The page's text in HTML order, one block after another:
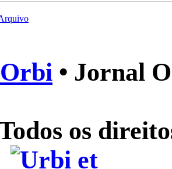
• Jornal
os